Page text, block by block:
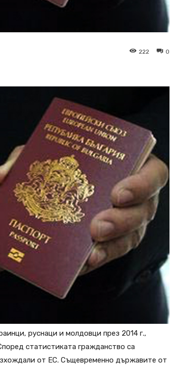
0
222
руснаци и молдовци през 2014 г.,
статистиката гражданство са
от ЕС. Същевременно държавите от